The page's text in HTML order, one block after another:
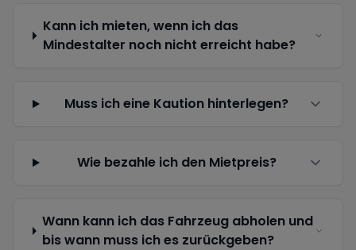
Kann ich mieten, wenn ich das
Mindestalter noch nicht erreicht habe?
Muss ich eine Kaution hinterlegen?
Wie bezahle ich den Mietpreis?
Wann kann ich das Fahrzeug abholen und
bis wann muss ich es zurückgeben?